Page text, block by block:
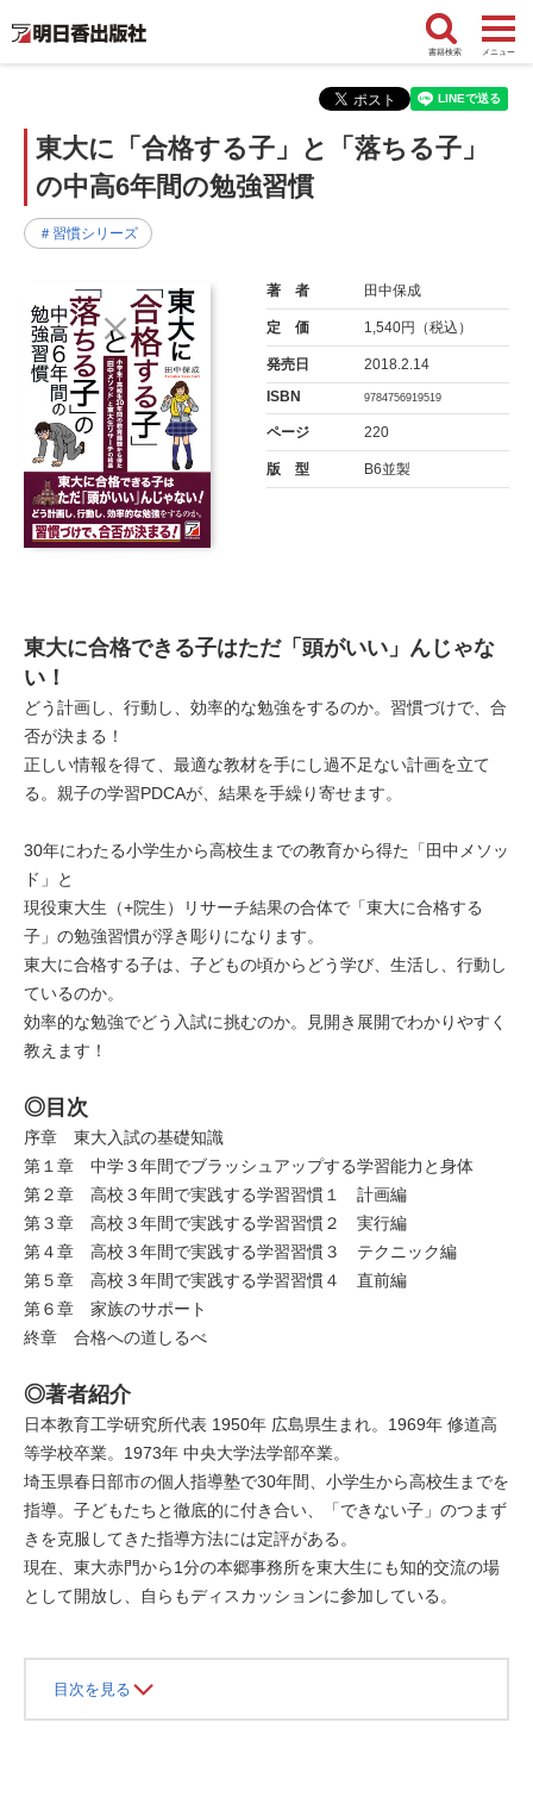
書籍検索 メニュー
東大に「合格する子」と「落ちる子」
の中高6年間の勉強習慣
＃習慣シリーズ
著 者 田中保成
定 価 1,540円（税込）
発売日
2018.2.14
ISBN
9784756919519
ページ 220
版 型 B6並製
東大に合格できる子はただ「頭がいい」んじゃな
い！
どう計画し、行動し、効率的な勉強をするのか。習慣づけで、合
否が決まる！
正しい情報を得て、最適な教材を手にし過不足ない計画を立て
る。親子の学習PDCAが、結果を手繰り寄せます。
30年にわたる小学生から高校生までの教育から得た「田中メソッ
ド」と
現役東大生（+院生）リサーチ結果の合体で「東大に合格する
子」の勉強習慣が浮き彫りになります。
東大に合格する子は、子どもの頃からどう学び、生活し、行動し
ているのか。
効率的な勉強でどう入試に挑むのか。見開き展開でわかりやすく
教えます！
◎目次
序章 東大入試の基礎知識
第１章 中学３年間でブラッシュアップする学習能力と身体
第２章 高校３年間で実践する学習習慣１ 計画編
第３章 高校３年間で実践する学習習慣２ 実行編
第４章 高校３年間で実践する学習習慣３ テクニック編
第５章 高校３年間で実践する学習習慣４ 直前編
第６章 家族のサポート
終章 合格への道しるべ
◎著者紹介
日本教育工学研究所代表 1950年 広島県生まれ。1969年 修道高
等学校卒業。1973年 中央大学法学部卒業。
埼玉県春日部市の個人指導塾で30年間、小学生から高校生までを
指導。子どもたちと徹底的に付き合い、「できない子」のつまず
きを克服してきた指導方法には定評がある。
現在、東大赤門から1分の本郷事務所を東大生にも知的交流の場
として開放し、自らもディスカッションに参加している。
目次を見る